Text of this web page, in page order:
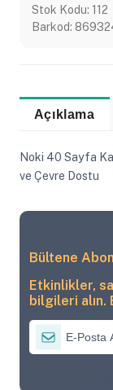
Stok Kodu: 112
Barkod:
Açıklama
Noki 40 Sayfa
ve Çevre Dostu
Bültene
Etkinlikler,
bilgileri alın.